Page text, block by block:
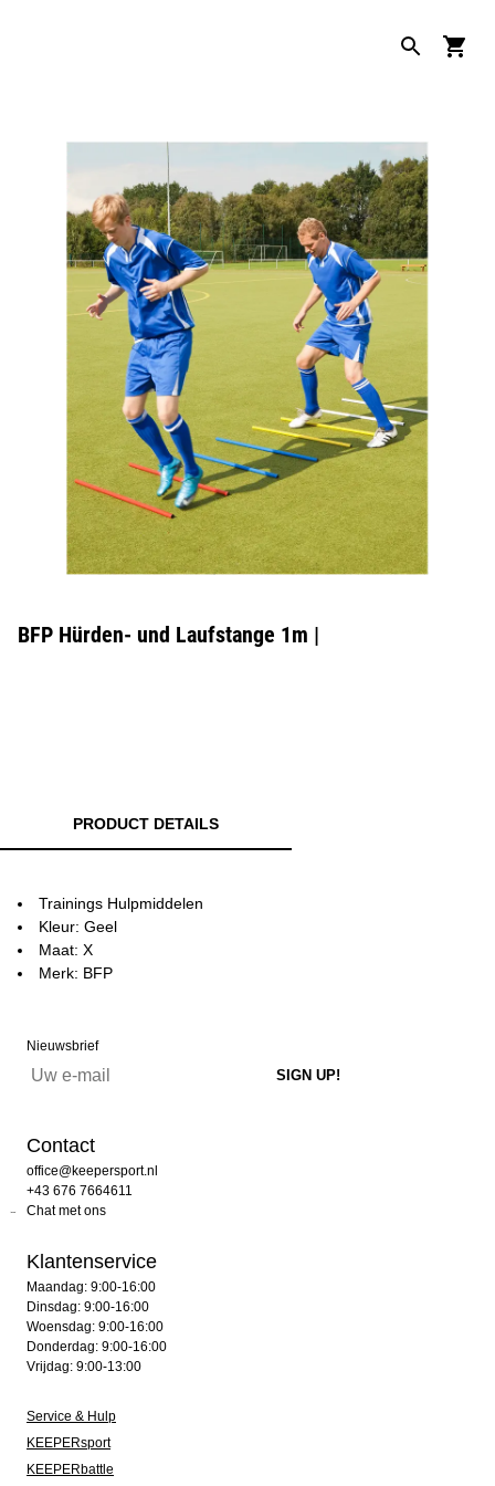
BFP Hürden- und Laufstange 1m |
PRODUCT DETAILS
Trainings Hulpmiddelen
Kleur: Geel
Maat: X
Merk: BFP
Nieuwsbrief
Contact
office@keepersport.nl
+43 676 7664611
Chat met ons
Klantenservice
Maandag: 9:00-16:00
Dinsdag: 9:00-16:00
Woensdag: 9:00-16:00
Donderdag: 9:00-16:00
Vrijdag: 9:00-13:00
Service & Hulp
KEEPERsport
KEEPERbattle